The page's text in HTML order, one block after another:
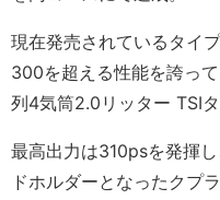
現在発売されているタイ
300を超える性能を誇っ
列4気筒2.0リッター TSI
最高出力は310psを発揮
ドホルダーとなったクプ